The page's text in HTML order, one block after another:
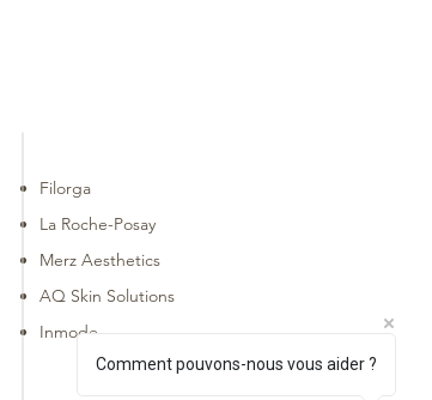
Filorga
La Roche-Posay
Merz Aesthetics
AQ Skin Solutions
Inmode
Comment pouvons-nous vous aider ?